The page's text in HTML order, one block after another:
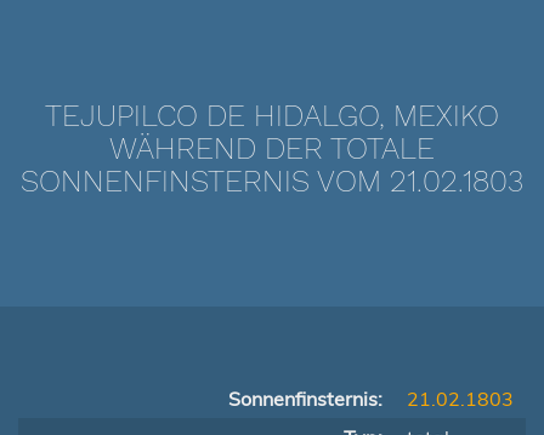
TEJUPILCO DE HIDALGO, MEXIKO
WÄHREND DER TOTALE
SONNENFINSTERNIS VOM 21.02.1803
Sonnenfinsternis:
21.02.1803